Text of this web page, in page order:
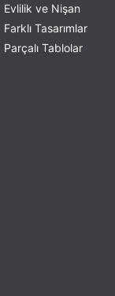
Evlilik ve Nişan
Farklı Tasarımlar
Parçalı Tablolar